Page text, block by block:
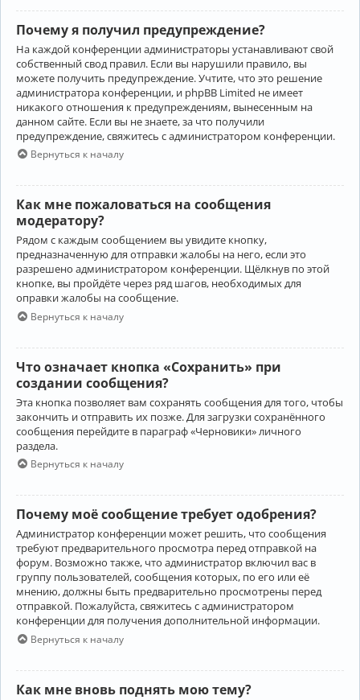
Почему я получил предупреждение?
На каждой конференции администраторы устанавливают свой
собственный свод правил. Если вы нарушили правило, вы
можете получить предупреждение. Учтите, что это решение
администратора конференции, и phpBB Limited не имеет
никакого отношения к предупреждениям, вынесенным на
данном сайте. Если вы не знаете, за что получили
предупреждение, свяжитесь с администратором конференции.
Вернуться к началу
Как мне пожаловаться на сообщения
модератору?
Рядом с каждым сообщением вы увидите кнопку,
предназначенную для отправки жалобы на него, если это
разрешено администратором конференции. Щёлкнув по этой
кнопке, вы пройдёте через ряд шагов, необходимых для
оправки жалобы на сообщение.
Вернуться к началу
Что означает кнопка «Сохранить» при
создании сообщения?
Эта кнопка позволяет вам сохранять сообщения для того, чтобы
закончить и отправить их позже. Для загрузки сохранённого
сообщения перейдите в параграф «Черновики» личного
раздела.
Вернуться к началу
Почему моё сообщение требует одобрения?
Администратор конференции может решить, что сообщения
требуют предварительного просмотра перед отправкой на
форум. Возможно также, что администратор включил вас в
группу пользователей, сообщения которых, по его или её
мнению, должны быть предварительно просмотрены перед
отправкой. Пожалуйста, свяжитесь с администратором
конференции для получения дополнительной информации.
Вернуться к началу
Как мне вновь поднять мою тему?